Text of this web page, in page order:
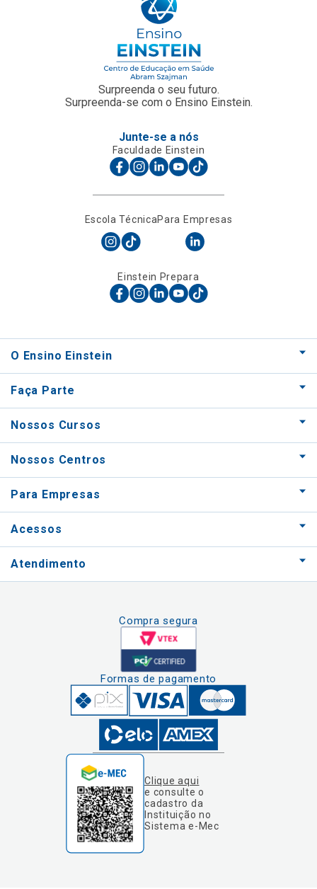
Surpreenda o seu futuro.
Surpreenda-se com o Ensino Einstein.
Junte-se a nós
Faculdade Einstein
Escola TécnicaPara Empresas
Einstein Prepara
O Ensino Einstein
Faça Parte
Nossos Cursos
Nossos Centros
Para Empresas
Acessos
Atendimento
Compra segura
Formas de pagamento
Clique aqui
e consulte o
cadastro da
Instituição no
Sistema e-Mec